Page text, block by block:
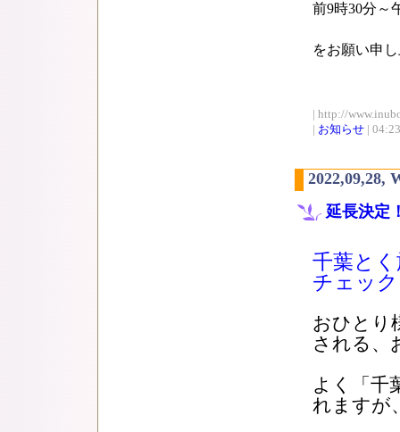
前9時30分～
をお願い申
| http://
| お知らせ |
2022,09,28,
延長決定
千葉と
チェッ
おひとり
される、
よく「千
れますが